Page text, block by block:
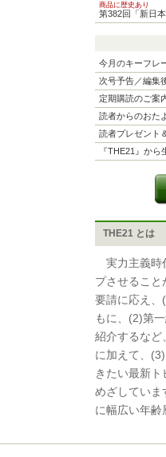
商品に歴史あり
第382回「新日本
今月のキーフレ
次号予告／編集
定期購読のご案
読者からのおた
読者プレゼント
『THE21』から
THE21 とは
実力主義時
プさせるこ
要請に応え、
もに、(2)第
紹介するなど
に加えて、
きたい最新
めざしていま
に幅広い年齢